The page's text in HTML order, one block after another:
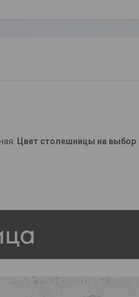
Цвет столешницы на выбор